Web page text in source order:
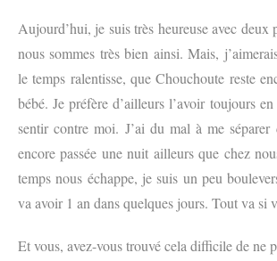
Aujourd’hui, je suis très heureuse avec deux
nous sommes très bien ainsi. Mais,
le temps ralentisse, que Chouchoute reste
bébé. Je préfère d’ailleurs l’avoir toujours
sentir contre moi. J’ai du mal à me séparer
encore passée une nuit ailleurs que chez
temps nous échappe, je suis un peu
va avoir 1 an dans quelques jours. Tout va si
Et vous, avez-vous trouvé cela difficile de ne